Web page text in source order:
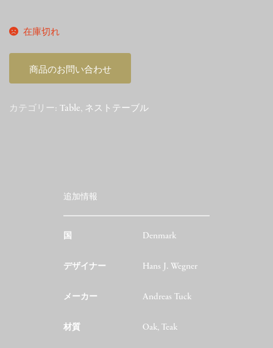
在庫切れ
商品のお問い合わせ
カテゴリー: Table, ネストテーブル
追加情報
国 Denmark
デザイナー Hans J. Wegner
メーカー Andreas Tuck
材質 Oak, Teak